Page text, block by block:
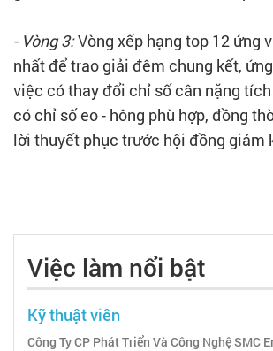
- Vòng 3:Vòng xếp hạng top 12 ứng
nhất để trao giải đêm chung kết,
việc có thay đổi chỉ số cân nặng
có chỉ số eo - hông phù hợp, đồng
lời thuyết phục trước hội đồng giám
Việc làm nổi bật
Kỹ thuật viên
Công Ty CP Phát Triển Và Công Nghệ SMC